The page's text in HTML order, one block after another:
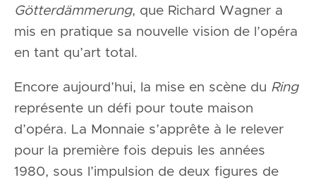
Götterdämmerung, que Richard Wagner a
mis en pratique sa nouvelle vision de l’opéra
en tant qu’art total.
Encore aujourd’hui, la mise en scène du Ring
représente un défi pour toute maison
d’opéra. La Monnaie s’apprête à le relever
pour la première fois depuis les années
1980, sous l’impulsion de deux figures de